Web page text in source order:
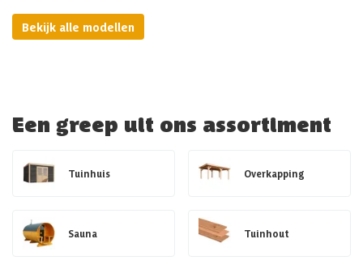
Bekijk alle modellen
Een greep uit ons assortiment
Tuinhuis Overkapping
Sauna Tuinhout